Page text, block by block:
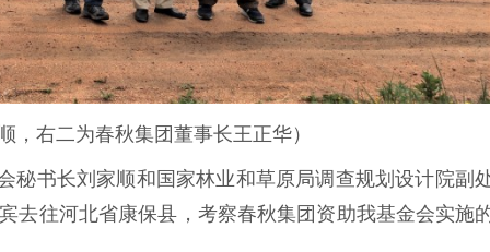
右二为春秋集团董事长王正华）
秘书长刘家顺和国家林业和草原局调查规划设计院副
去往河北省康保县，考察春秋集团资助我基金会实施